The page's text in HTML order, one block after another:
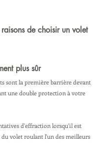
raisons de choisir un volet
plus sûr
sont la première barrière devant
une double protection à votre
d'effraction lorsqu'il est
volet roulant l'un des meilleurs